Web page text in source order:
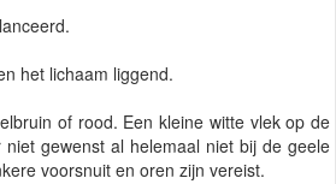
het lichaam liggend.
of rood. Een kleine witte vlek op de
gewenst al helemaal niet bij de geele
voorsnuit en oren zijn vereist.